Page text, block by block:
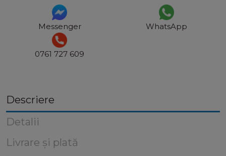
Messenger WhatsApp
0761 727 609
Descriere
Detalii
Livrare și plată